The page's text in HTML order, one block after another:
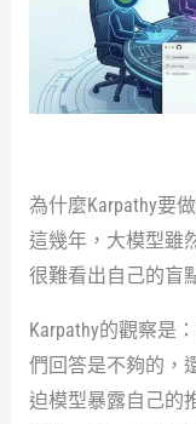
為什麼Karpathy要
這幾年，大模型雖
很難看出自己的盲
Karpathy的觀察是
們回答是不夠的，
迫模型暴露自己的